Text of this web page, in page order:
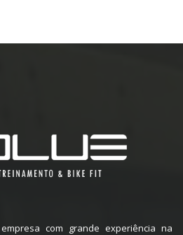
com grande experiência na